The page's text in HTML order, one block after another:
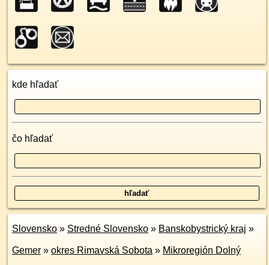
kde hľadať
čo hľadať
Slovensko » Stredné Slovensko » Banskobystrický kraj »
Gemer » okres Rimavská Sobota » Mikroregión Dolný